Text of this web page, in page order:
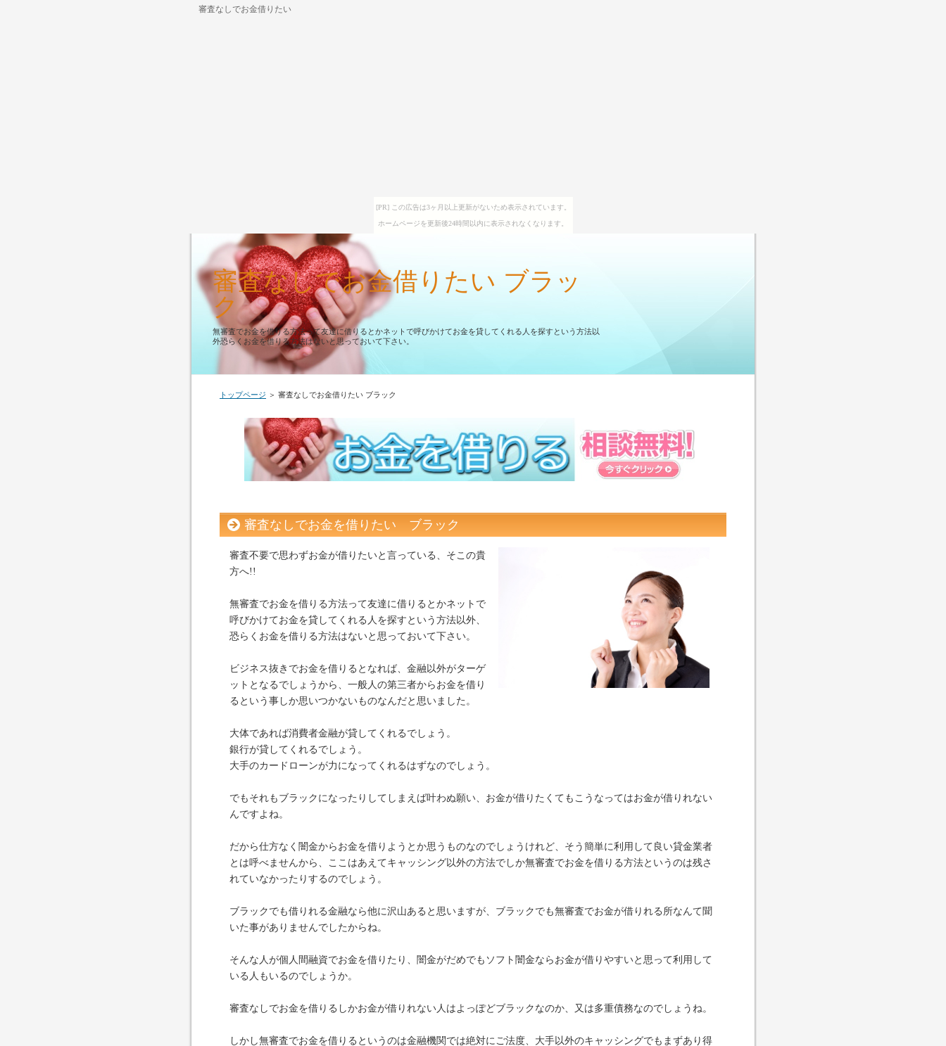
[PR] この広告は3ヶ月以上更新がないため表示されています。
ホームページを更新後24時間以内に表示されなくなります。
審査なしでお金借りたい
審査なしでお金借りたい ブラッ
ク
無審査でお金を借りる方法って友達に借りるとかネットで呼びかけてお金を貸してくれる人を探すという方法以
外恐らくお金を借りる方法はないと思っておいて下さい。
トップページ ＞ 審査なしでお金借りたい ブラック
審査なしでお金を借りたい ブラック
審査不要で思わずお金が借りたいと言っている、そこの貴
方へ!!
無審査でお金を借りる方法って友達に借りるとかネットで
呼びかけてお金を貸してくれる人を探すという方法以外、
恐らくお金を借りる方法はないと思っておいて下さい。
ビジネス抜きでお金を借りるとなれば、金融以外がターゲ
ットとなるでしょうから、一般人の第三者からお金を借り
るという事しか思いつかないものなんだと思いました。
大体であれば消費者金融が貸してくれるでしょう。
銀行が貸してくれるでしょう。
大手のカードローンが力になってくれるはずなのでしょう。
でもそれもブラックになったりしてしまえば叶わぬ願い、お金が借りたくてもこうなってはお金が借りれない
んですよね。
だから仕方なく闇金からお金を借りようとか思うものなのでしょうけれど、そう簡単に利用して良い貸金業者
とは呼べませんから、ここはあえてキャッシング以外の方法でしか無審査でお金を借りる方法というのは残さ
れていなかったりするのでしょう。
ブラックでも借りれる金融なら他に沢山あると思いますが、ブラックでも無審査でお金が借りれる所なんて聞
いた事がありませんでしたからね。
そんな人が個人間融資でお金を借りたり、闇金がだめでもソフト闇金ならお金が借りやすいと思って利用して
いる人もいるのでしょうか。
審査なしでお金を借りるしかお金が借りれない人はよっぽどブラックなのか、又は多重債務なのでしょうね。
しかし無審査でお金を借りるというのは金融機関では絶対にご法度、大手以外のキャッシングでもまずあり得